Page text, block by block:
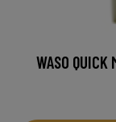
WASO QUICK